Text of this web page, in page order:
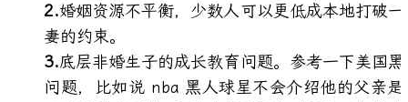
婚姻资源不平衡，少数人可以更低成本地打破
妻的约束。
底层非婚生子的成长教育问题。参考一下美国
问题，比如说 nba 黑人球星不会介绍他的父亲是